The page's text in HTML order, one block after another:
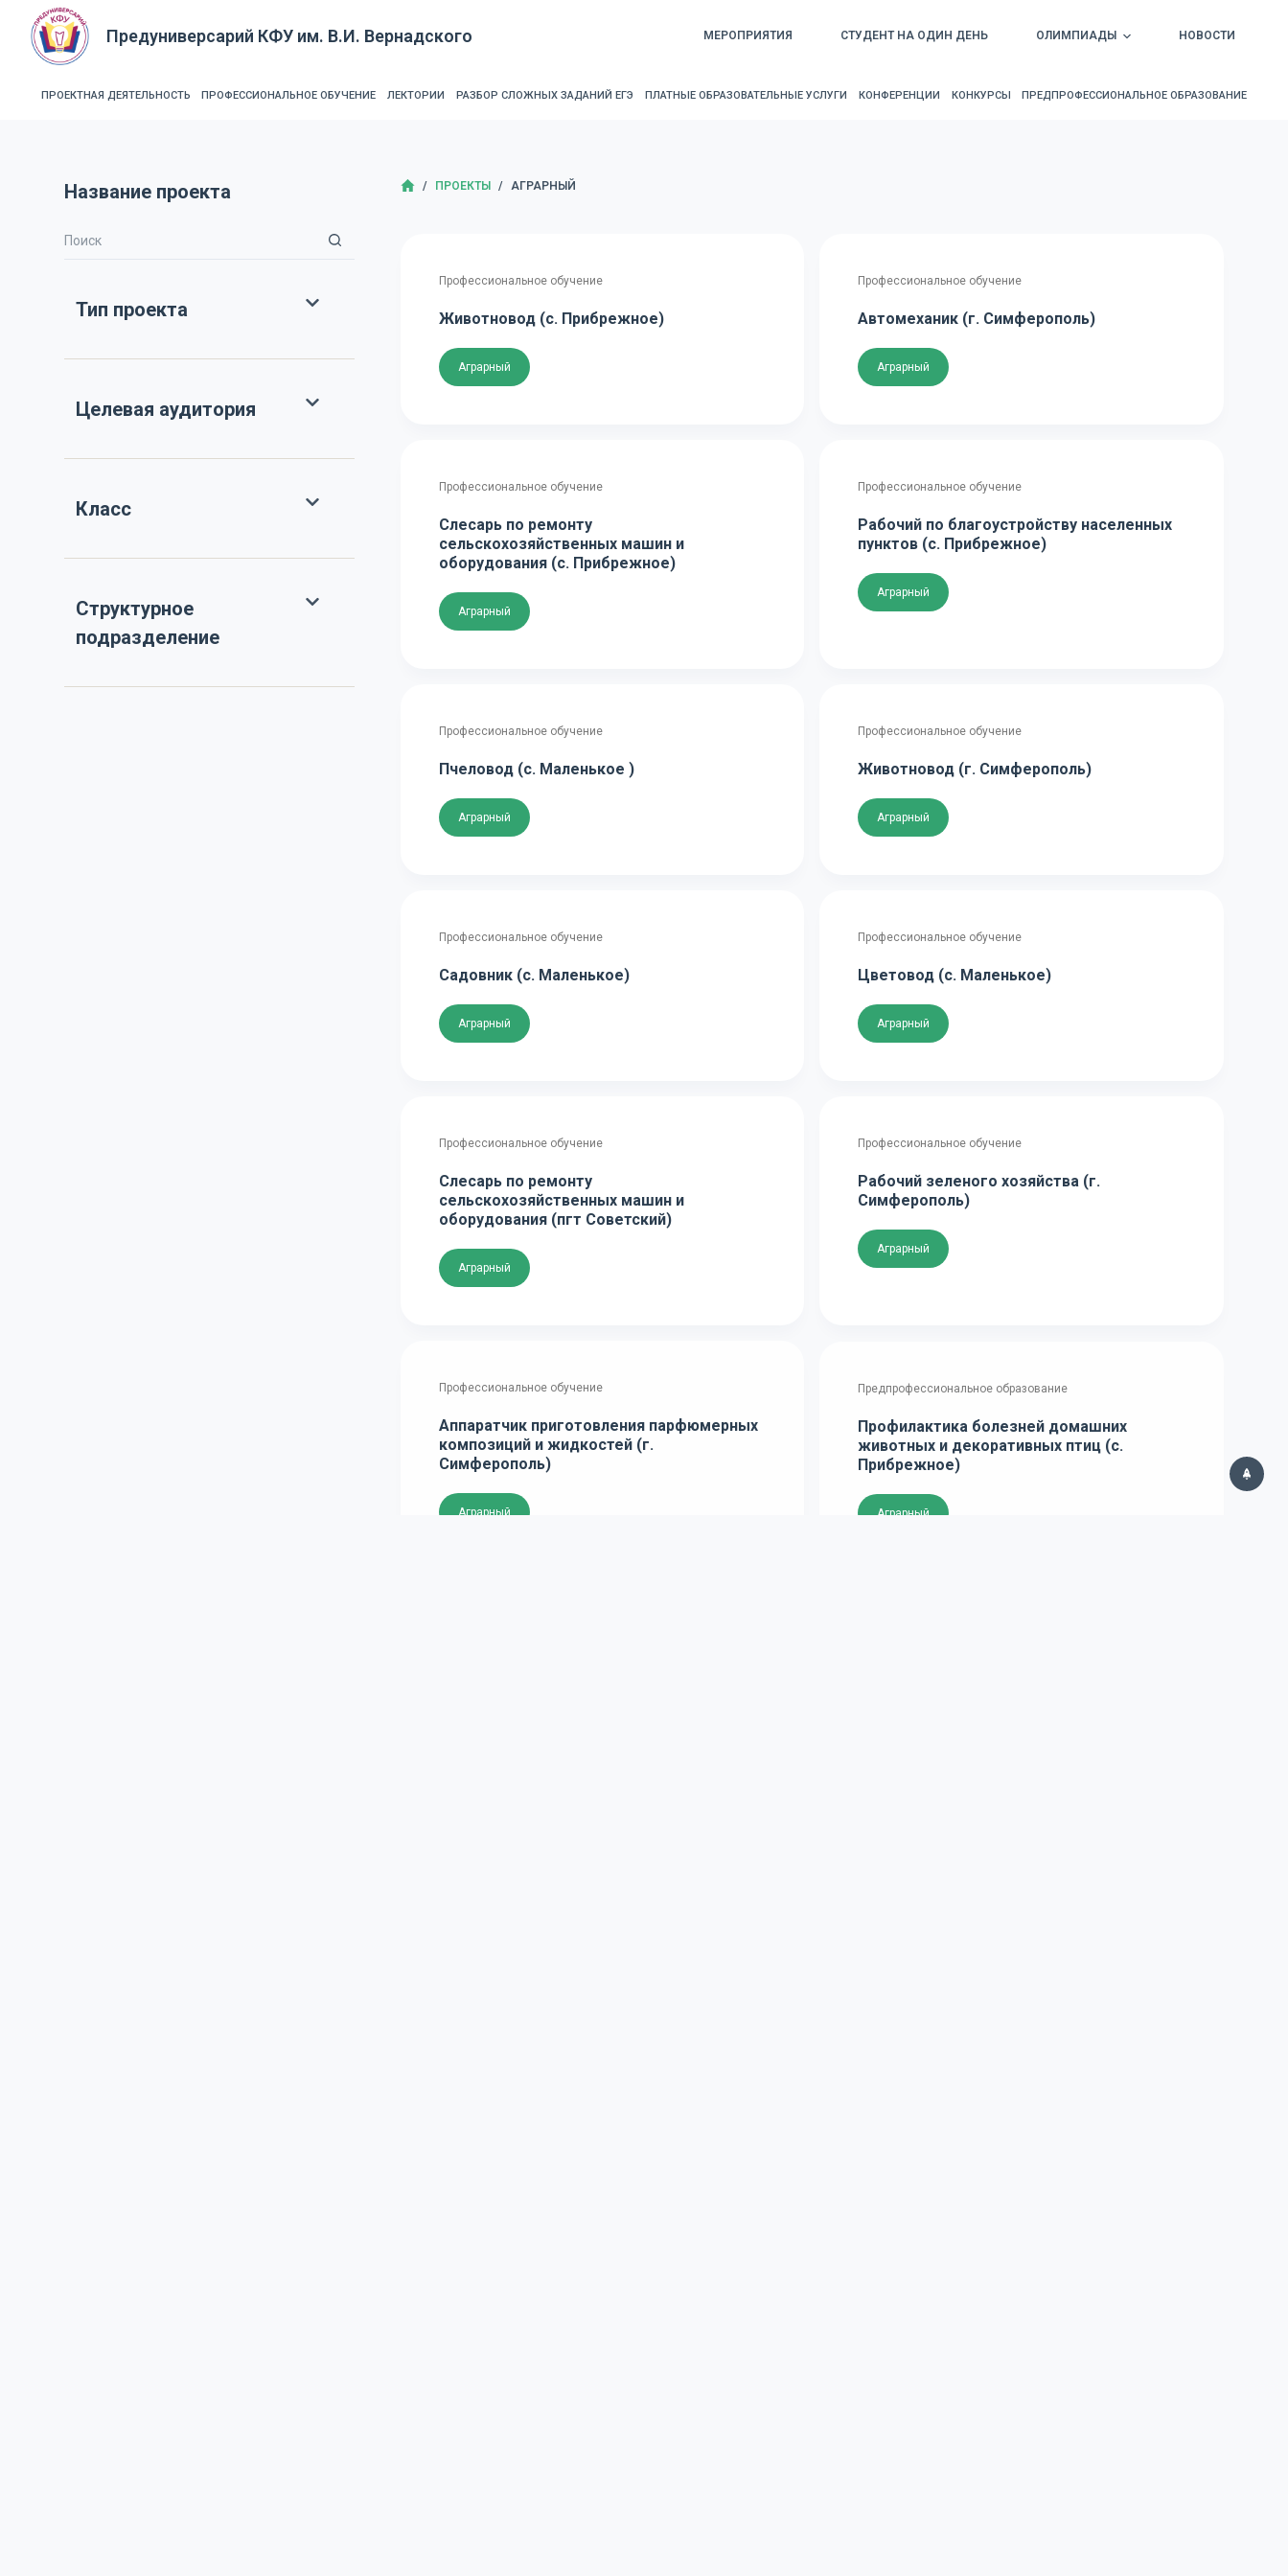
Предуниверсарий КФУ им. В.И. Вернадского МЕРОПРИЯТИЯ СТУДЕНТ НА ОДИН ДЕНЬ ОЛИМПИАДЫ НОВОСТИ
ПРОЕКТНАЯ ДЕЯТЕЛЬНОСТЬ ПРОФЕССИОНАЛЬНОЕ ОБУЧЕНИЕ ЛЕКТОРИИ РАЗБОР СЛОЖНЫХ ЗАДАНИЙ ЕГЭ ПЛАТНЫЕ ОБРАЗОВАТЕЛЬНЫЕ УСЛУГИ КОНФЕРЕНЦИИ КОНКУРСЫ ПРЕДПРОФЕССИОНАЛЬНОЕ ОБРАЗОВАНИЕ
ГЛАВНАЯ
/ ПРОЕКТЫ / АГРАРНЫЙ
Профессиональное обучение
Животновод (с. Прибрежное)
Аграрный
Профессиональное обучение
Автомеханик (г. Симферополь)
Аграрный
Профессиональное обучение
Слесарь по ремонту
сельскохозяйственных машин и
оборудования (с. Прибрежное)
Аграрный
Профессиональное обучение
Рабочий по благоустройству населенных
пунктов (с. Прибрежное)
Аграрный
Профессиональное обучение
Пчеловод (с. Маленькое )
Аграрный
Профессиональное обучение
Животновод (г. Симферополь)
Аграрный
Профессиональное обучение
Садовник (с. Маленькое)
Аграрный
Профессиональное обучение
Цветовод (с. Маленькое)
Аграрный
Профессиональное обучение
Слесарь по ремонту
сельскохозяйственных машин и
оборудования (пгт Советский)
Аграрный
Профессиональное обучение
Рабочий зеленого хозяйства (г.
Симферополь)
Аграрный
Профессиональное обучение
Аппаратчик приготовления парфюмерных
композиций и жидкостей (г.
Симферополь)
Аграрный
Предпрофессиональное образование
Профилактика болезней домашних
животных и декоративных птиц (с.
Прибрежное)
Аграрный
Название проекта
Тип проекта
Целевая аудитория
Класс
Структурное
подразделение